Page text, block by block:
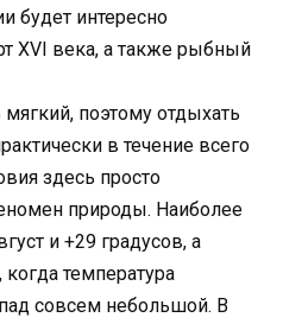
будет интересно
XVI века, а также рыбный
поэтому отдыхать
в течение всего
здесь просто
природы. Наиболее
и +29 градусов, а
температура
совсем небольшой. В